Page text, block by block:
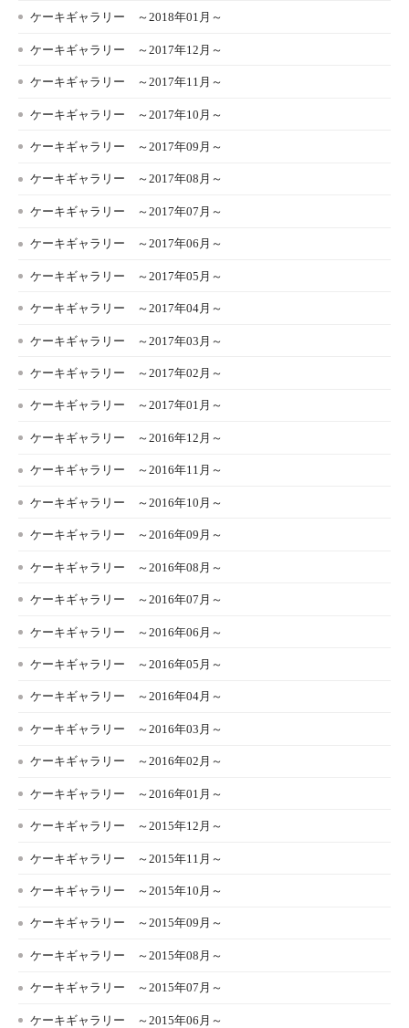
ケーキギャラリー ～2018年01月～
ケーキギャラリー ～2017年12月～
ケーキギャラリー ～2017年11月～
ケーキギャラリー ～2017年10月～
ケーキギャラリー ～2017年09月～
ケーキギャラリー ～2017年08月～
ケーキギャラリー ～2017年07月～
ケーキギャラリー ～2017年06月～
ケーキギャラリー ～2017年05月～
ケーキギャラリー ～2017年04月～
ケーキギャラリー ～2017年03月～
ケーキギャラリー ～2017年02月～
ケーキギャラリー ～2017年01月～
ケーキギャラリー ～2016年12月～
ケーキギャラリー ～2016年11月～
ケーキギャラリー ～2016年10月～
ケーキギャラリー ～2016年09月～
ケーキギャラリー ～2016年08月～
ケーキギャラリー ～2016年07月～
ケーキギャラリー ～2016年06月～
ケーキギャラリー ～2016年05月～
ケーキギャラリー ～2016年04月～
ケーキギャラリー ～2016年03月～
ケーキギャラリー ～2016年02月～
ケーキギャラリー ～2016年01月～
ケーキギャラリー ～2015年12月～
ケーキギャラリー ～2015年11月～
ケーキギャラリー ～2015年10月～
ケーキギャラリー ～2015年09月～
ケーキギャラリー ～2015年08月～
ケーキギャラリー ～2015年07月～
ケーキギャラリー ～2015年06月～